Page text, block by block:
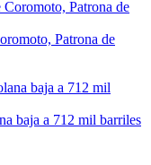
Patrona de
baja a 712 mil barriles